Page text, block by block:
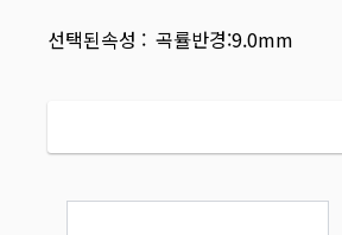
선택된속성 : 곡률반경:9.0mm